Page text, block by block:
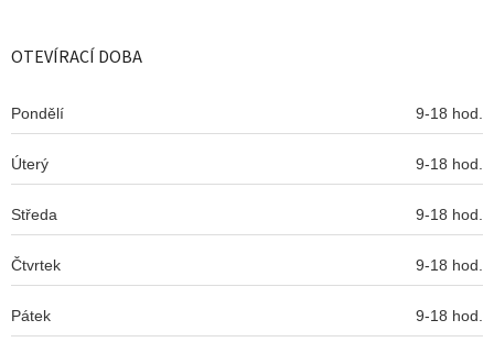
OTEVÍRACÍ DOBA
Pondělí 9-18 hod.
Úterý 9-18 hod.
Středa 9-18 hod.
Čtvrtek 9-18 hod.
Pátek 9-18 hod.